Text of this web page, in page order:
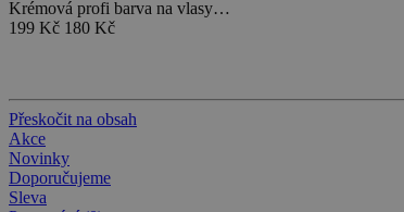
Krémová profi barva na vlasy…
199 Kč 180 Kč
Přeskočit na obsah
Akce
Novinky
Doporučujeme
Sleva